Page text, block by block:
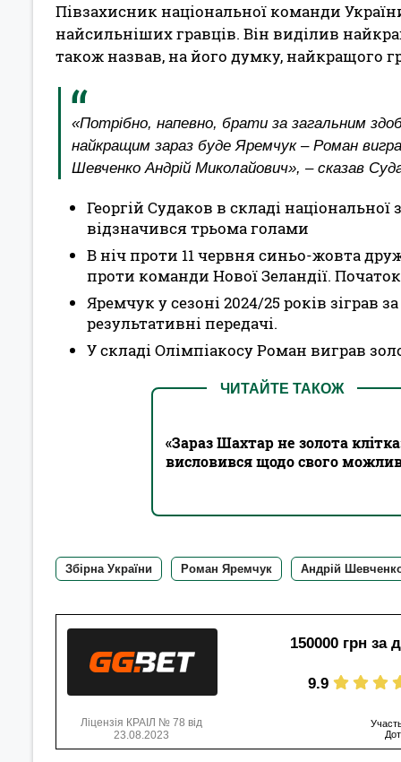
Півзахисник національної команди
найсильніших гравців. Він виділив
також назвав, на його думку, найкращого
«Потрібно, напевно, брати за загальним
найкращим зараз буде Яремчук – Роман
Шевченко Андрій Миколайович», – сказав
Георгій Судаков в складі
відзначився трьома голами
В ніч проти 11 червня синьо-жовта
проти команди Нової Зеландії.
Яремчук у сезоні 2024/25 років зіграв
результативні передачі.
У складі Олімпіакосу Роман виграв
ЧИТАЙТЕ ТАКОЖ
«Зараз Шахтар не золота
висловився щодо свого
Збірна України Роман Яремчук Андрій
150000 грн за
9.9
Ліцензія КРАІЛ № 78 від
23.08.2023